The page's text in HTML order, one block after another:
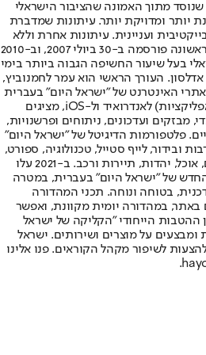
מתוך האמונה שהציבור הישראלי
יותר ומדויקת יותר. עיתונות שמדברת
ועניינית. עיתונות אחרת וללא
תשלום. המהדורה המודפסת הראשונה פורסמה ב-30 ביולי 2007, וב-2010
בעל שיעור החשיפה הגבוה ביותר בימי
העורך הראשי הוא עמר לחמנוביץ,
האינטרנט של "ישראל היום" בעברית
ובאנגלית, כמו כן היישומונים (אפליקציות) לאנדרואיד ול-iOS, מציגים
מבזקים ועדכונים, ניתוחים ופרשנויות,
פלטפורמות הדיגיטל של "ישראל היום"
ובידור, לייף סטייל, טכנולוגיה, ספורט,
כלכלה וצרכנות, בריאות, חיילים, אוכל, יהדות, תיירות ורכב. ב-2021 עלו
של "ישראל היום" בעברית, במטרה
בטוחה ונוחה. תכני המהדורה
באתר, במהדורה יומית מקוונת, ואפשר
ההטבות הייחודי "הקליקה של ישראל
ומבצעים על מוצרים ושירותים. ישראל
לשיפור מקהל הקוראים. פנו אלינו